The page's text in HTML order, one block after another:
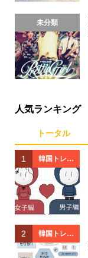
未分類
人気ランキング
トータル
1 韓国トレン
ド
2 韓国トレン
ド